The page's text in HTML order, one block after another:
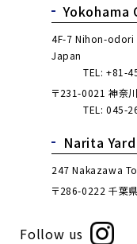
4F-7 Nihon-odori
Japan
TEL: +81-
〒231-0021 神奈
TEL: 045-
Narita
247 Nakazawa
〒286-0222 千葉
Follow us